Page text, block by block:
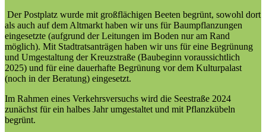
Der Postplatz wurde mit großflächigen Beeten begrünt, sowohl dort
als auch auf dem Altmarkt haben wir uns für Baumpflanzungen
eingesetzte (aufgrund der Leitungen im Boden nur am Rand
möglich). Mit Stadtratsanträgen haben wir uns für eine Begrünung
und Umgestaltung der Kreuzstraße (Baubeginn voraussichtlich
2025) und für eine dauerhafte Begrünung vor dem Kulturpalast
(noch in der Beratung) eingesetzt.
Im Rahmen eines Verkehrsversuchs wird die Seestraße 2024
zunächst für ein halbes Jahr umgestaltet und mit Pflanzkübeln
begrünt.